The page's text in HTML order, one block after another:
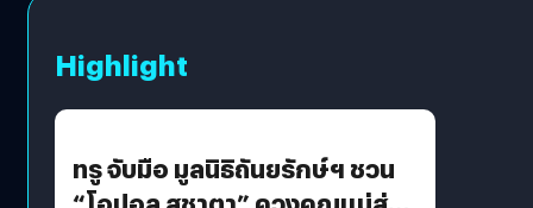
Highlight
ทรู จับมือ มูลนิธิถันยรักษ์ฯ ชวน